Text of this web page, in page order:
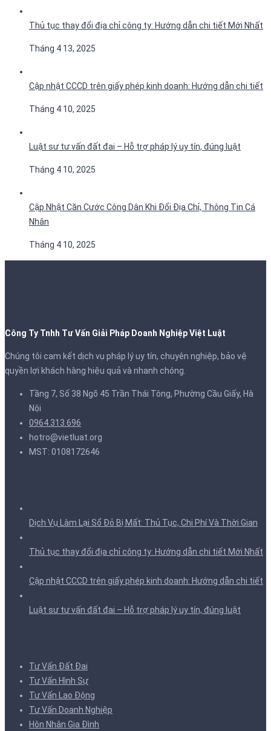
Thủ tục thay đổi địa chỉ công ty: Hướng dẫn chi tiết Mới Nhất
Tháng 4 13, 2025
Cập nhật CCCD trên giấy phép kinh doanh: Hướng dẫn chi tiết
Tháng 4 10, 2025
Luật sư tư vấn đất đai – Hỗ trợ pháp lý uy tín, đúng luật
Tháng 4 10, 2025
Cập Nhật Căn Cước Công Dân Khi Đổi Địa Chỉ, Thông Tin Cá
Nhân
Tháng 4 10, 2025
Công Ty Tnhh Tư Vấn Giải Pháp Doanh Nghiệp Việt Luật
Chúng tôi cam kết dịch vụ pháp lý uy tín, chuyên nghiệp, bảo vệ
quyền lợi khách hàng hiệu quả và nhanh chóng.
Tầng 7, Số 38 Ngõ 45 Trần Thái Tông, Phường Cầu Giấy, Hà
Nội
0964.313.696
hotro@vietluat.org
MST: 0108172646
Dịch Vụ Làm Lại Sổ Đỏ Bị Mất: Thủ Tục, Chi Phí Và Thời Gian
Thủ tục thay đổi địa chỉ công ty: Hướng dẫn chi tiết Mới Nhất
Cập nhật CCCD trên giấy phép kinh doanh: Hướng dẫn chi tiết
Luật sư tư vấn đất đai – Hỗ trợ pháp lý uy tín, đúng luật
Tư Vấn Đất Đai
Tư Vấn Hình Sự
Tư Vấn Lao Động
Tư Vấn Doanh Nghiệp
Hôn Nhân Gia Đình